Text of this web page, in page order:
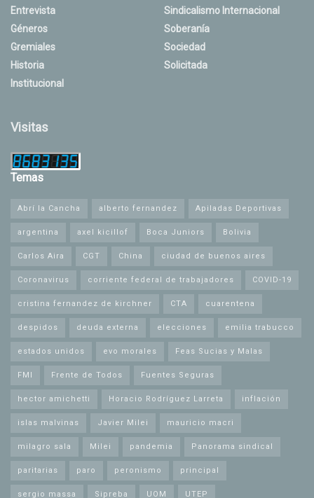
Entrevista
Géneros
Gremiales
Historia
Institucional
Sindicalismo Internacional
Soberanía
Sociedad
Solicitada
Visitas
Temas
Abrí la Cancha alberto fernandez Apiladas Deportivas
argentina axel kicillof Boca Juniors Bolivia
Carlos Aira CGT China ciudad de buenos aires
Coronavirus corriente federal de trabajadores COVID-19
cristina fernandez de kirchner CTA cuarentena
despidos deuda externa elecciones emilia trabucco
estados unidos evo morales Feas Sucias y Malas
FMI Frente de Todos Fuentes Seguras
hector amichetti Horacio Rodríguez Larreta inflación
islas malvinas Javier Milei mauricio macri
milagro sala Milei pandemia Panorama sindical
paritarias paro peronismo principal
sergio massa Sipreba UOM UTEP